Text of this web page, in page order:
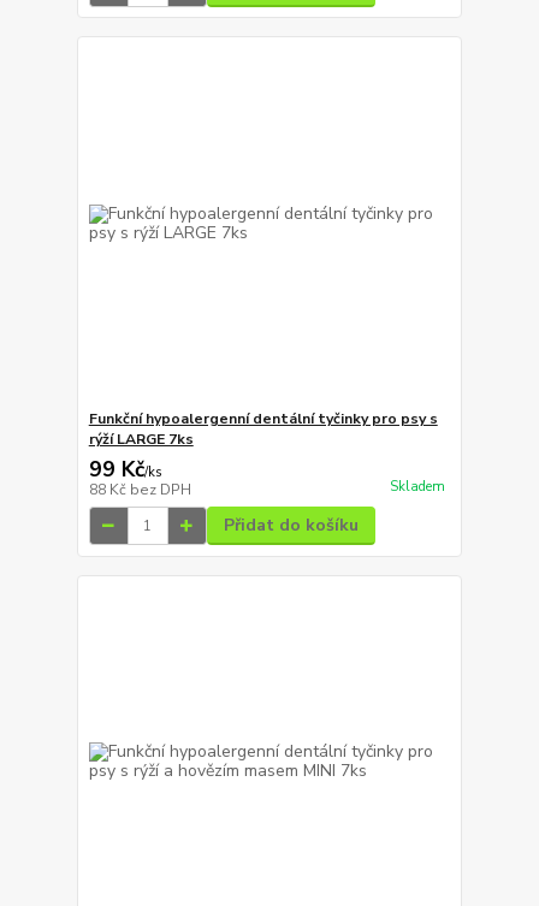
Funkční hypoalergenní dentální tyčinky pro psy s
rýží LARGE 7ks
99 Kč/ks
88 Kč bez DPH Skladem
Přidat do košíku